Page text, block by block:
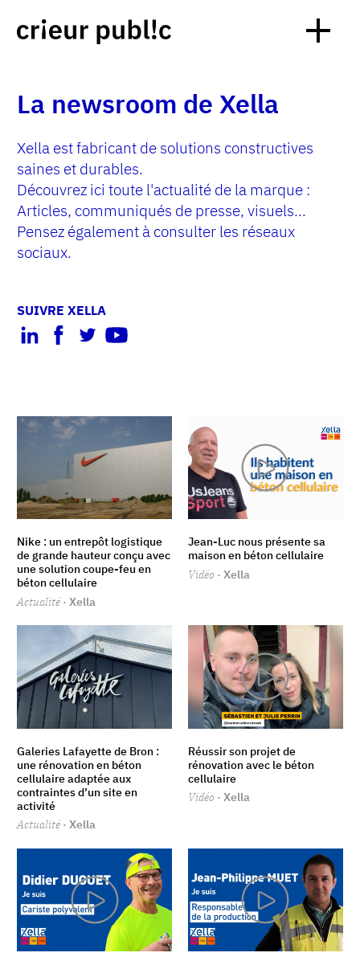
La newsroom de Xella
Xella est fabricant de solutions constructives
saines et durables.
Découvrez ici toute l'actualité de la marque :
Articles, communiqués de presse, visuels…
Pensez également à consulter les réseaux
sociaux.
SUIVRE XELLA
Nike : un entrepôt logistique
de grande hauteur conçu avec
une solution coupe-feu en
béton cellulaire
Actualité · Xella
Jean-Luc nous présente sa
maison en béton cellulaire
Vidéo · Xella
Galeries Lafayette de Bron :
une rénovation en béton
cellulaire adaptée aux
contraintes d’un site en
activité
Actualité · Xella
Réussir son projet de
rénovation avec le béton
cellulaire
Vidéo · Xella